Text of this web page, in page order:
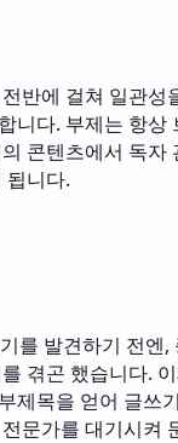
반에 걸쳐 일관성
니다. 부제는 항상
콘텐츠에서 독자
됩니다.
를 발견하기 전엔,
겪곤 했습니다.
제목을 얻어 글쓰
문가를 대기시켜